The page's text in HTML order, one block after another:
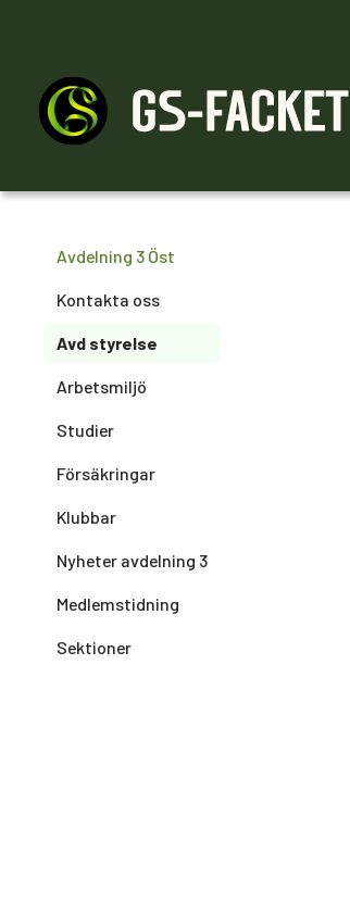
Medlemskap Råd & stöd
Avdelning 3 Öst
Kontakta oss
Avd styrelse
Arbetsmiljö
Studier
Försäkringar
Klubbar
Nyheter avdelning 3
Medlemstidning
Sektioner